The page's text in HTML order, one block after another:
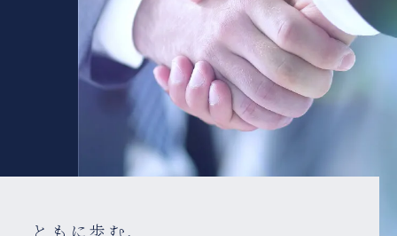
ともに歩む、